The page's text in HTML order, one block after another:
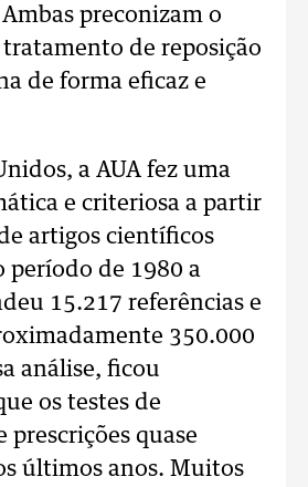
preconizam o
de reposição
de forma eficaz e
a AUA fez uma
e criteriosa a partir
artigos científicos
período de 1980 a
15.217 referências e
350.000
análise, ficou
os testes de
prescrições quase
últimos anos. Muitos